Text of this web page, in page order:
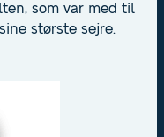
som var med til
største sejre.